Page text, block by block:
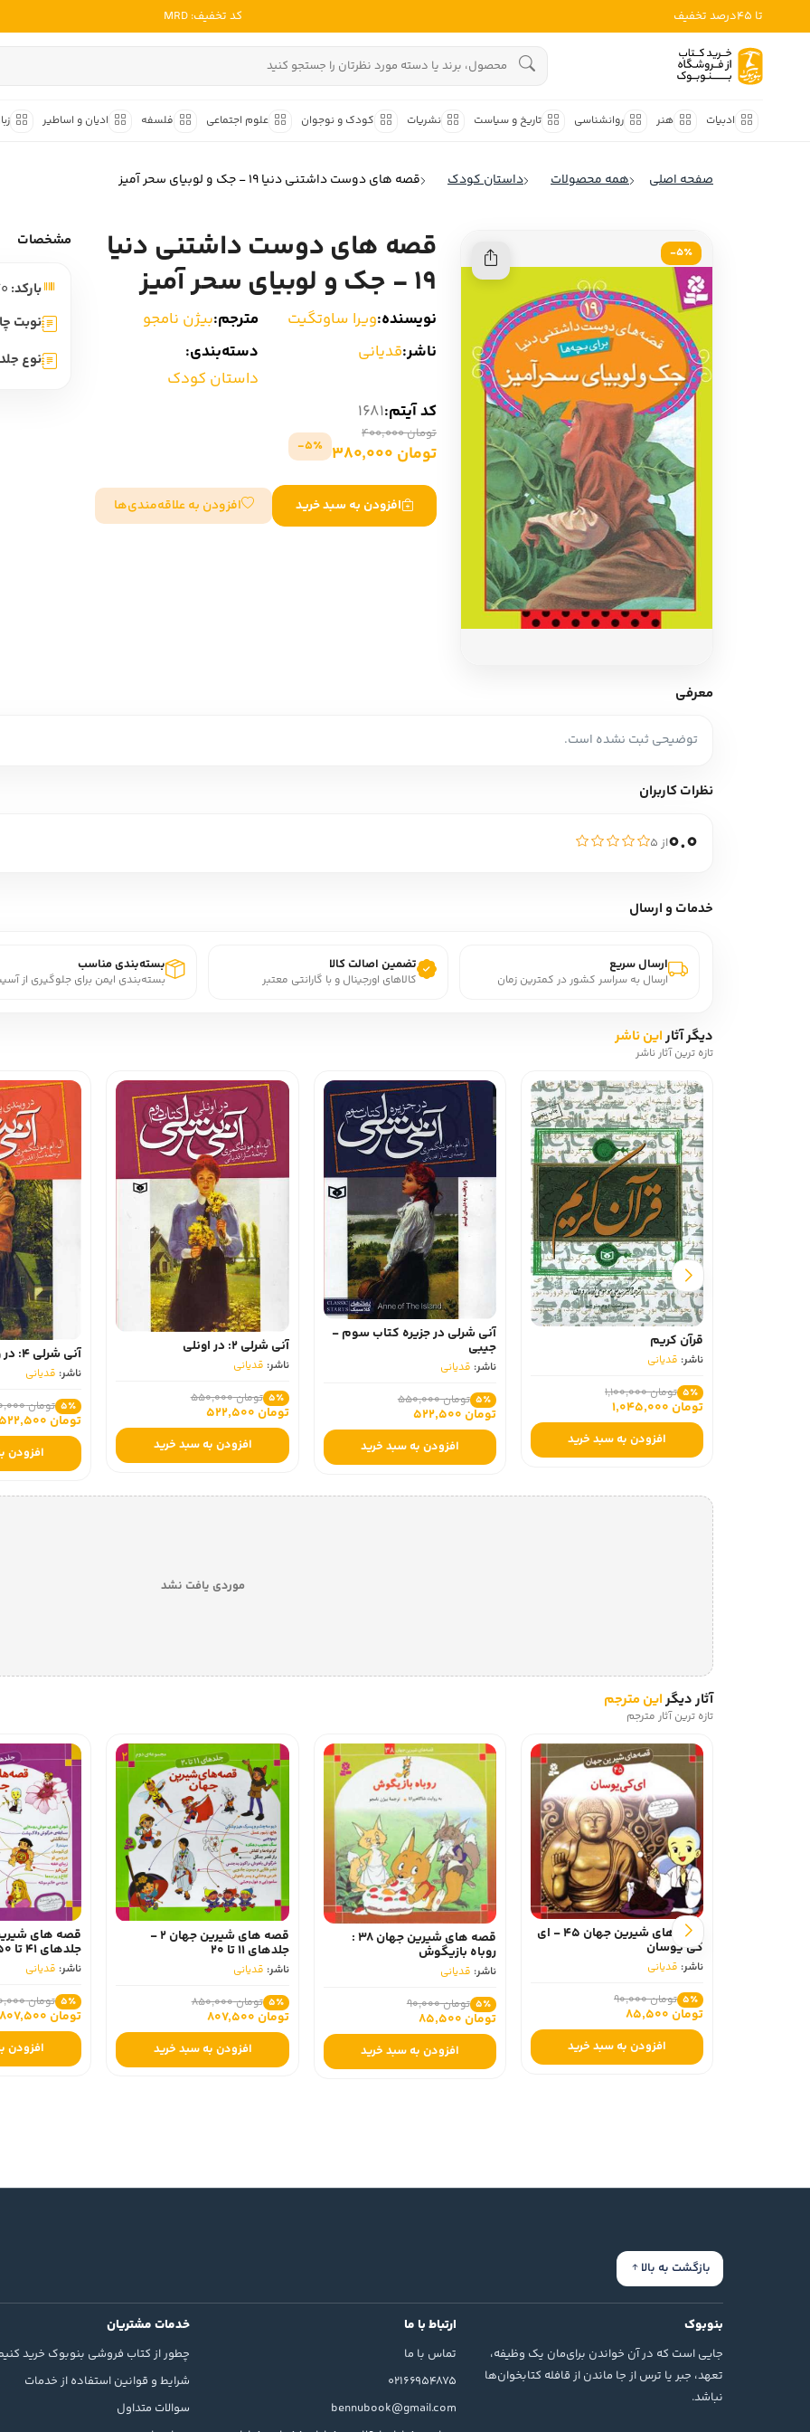
تا 45درصد تخفیف کد تخفیف: MRD
ادبیات هنر روانشناسی تاریخ و سیاست نشریات کودک و نوجوان علوم اجتماعی فلسفه ادیان و اساطیر
ادبیات ایران
ادبیات فرانسه
ادبیات ایتالیا
ادبیات روسیه
ادبیات آمریکای لاتین
ادبیات آلمان
ادبیات ترکیه
ادبیات آسیا
سایر کشورهای اروپا
داستان کوتاه ایرانی
شعر
شرح و
ادبیات
جستار و مقاله
زبان شناسی
ادبیات
ادبیات ملل
ادبیات انگلیس
ادبیات ایتالیا
ادبیات روسیه
سایر کشورهای اروپا
داستان کوتاه
صفحه اصلی همه محصولات داستان کودک قصه های دوست داشتنی دنیا 19 - جک و لوبیای سحر آمیز
5٪-
قصه های دوست داشتنی دنیا
19 - جک و لوبیای سحر آمیز
نویسنده:ویرا ساوتگیت مترجم:بیژن نامجو
ناشر:قدیانی
دسته‌بندی:
داستان کودک
کد آیتم:1681
تومان 400,000
تومان 380,000 5٪-
افزودن به سبد خرید افزودن به علاقه‌مندی‌ها
مشخصات
بارکد:
نوبت
نوع
معرفی
توضیحی ثبت نشده است.
نظرات کاربران
0.0از ۵
خدمات و ارسال
ارسال سریع
ارسال به سراسر کشور در کمترین زمان
تضمین اصالت کالا
کالاهای اورجینال و با گارانتی معتبر
بسته‌بندی مناسب
بسته‌بندی ایمن برای جلوگیری از
دیگر آثاراین ناشر
تازه ترین آثار ناشر
قرآن کریم
ناشر: قدیانی
5٪ تومان 1,100,000
تومان 1,045,000
افزودن به سبد خرید
آنی شرلی در جزیره کتاب سوم -
جیبی
ناشر: قدیانی
5٪ تومان 550,000
تومان 522,500
افزودن به سبد خرید
آنی شرلی 2: در اونلی
ناشر: قدیانی
5٪ تومان 550,000
تومان 522,500
افزودن به سبد خرید
آنی شرلی 4: در ویندی پاپلرز
ناشر: قدیانی
5٪ تومان 550,000
تومان 522,500
افزودن
موردی یافت نشد
آثار دیگراین مترجم
تازه ترین آثار مترجم
قصه های شیرین جهان 45 - ای
کی یوسان
ناشر: قدیانی
5٪ تومان 90,000
تومان 85,500
افزودن به سبد خرید
قصه های شیرین جهان 38 :
روباه بازیگوش
ناشر: قدیانی
5٪ تومان 90,000
تومان 85,500
افزودن به سبد خرید
قصه های شیرین جهان 2 -
جلدهای 11 تا 20
ناشر: قدیانی
5٪ تومان 850,000
تومان 807,500
افزودن به سبد خرید
جلدهای 41 تا 50
ناشر: قدیانی
5٪ تومان 850,000
تومان 807,500
افزودن
بازگشت به بالا
بنوبوک
جایی است که در آن خواندن برای‌مان یک وظیفه،
تعهد، جبر یا ترس از جا ماندن از قافله کتابخوان‌ها
نباشد.
ارتباط با ما
تماس با ما
02166954875
bennubook@gmail.com
خدمات مشتریان
چطور از کتاب فروشی بنوبوک خرید
شرایط و قوانین استفاده از خدمات
سوالات متداول